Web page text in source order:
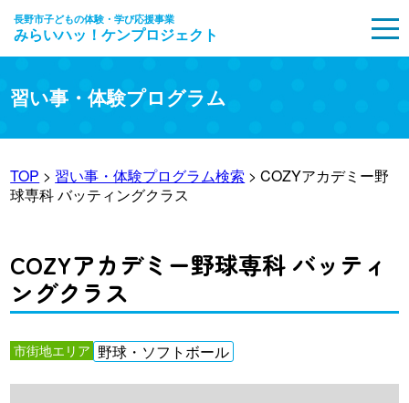
長野市子どもの体験・学び応援事業
みらいハッ！ケンプロジェクト
習い事・体験プログラム
TOP > 習い事・体験プログラム検索 > COZYアカデミー野
球専科 バッティングクラス
COZYアカデミー野球専科 バッティ
ングクラス
市街地エリア 野球・ソフトボール